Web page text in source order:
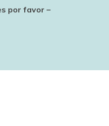
por favor –